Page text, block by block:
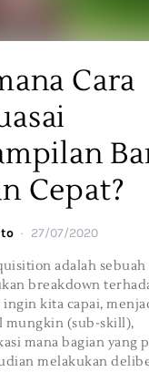
Cara
Cepat?
27/07/2020
adalah sebuah
breakdown
kita capai,
mungkin (sub-skill),
mana bagian yang
melakukan